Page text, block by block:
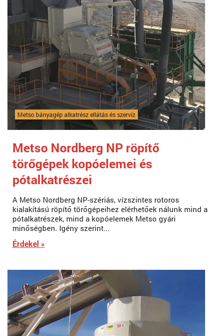
Metso bányagép alkatrész ellátás és szervíz
Metso Nordberg NP röpítő
törőgépek kopóelemei és
pótalkatrészei
A Metso Nordberg NP-szériás, vízszintes rotoros
kialakítású röpítő törőgépeihez elérhetőek nálunk mind a
pótalkatrészek, mind a kopóelemek Metso gyári
minőségben. Igény szerint...
Érdekel »